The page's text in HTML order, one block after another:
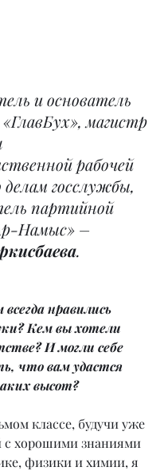
и основатель
магистр
рабочей
госслужбы,
партийной
Намыс» –
.
нравились
Кем вы хотели
И могли себе
что вам удастся
высот?
классе, будучи уже
с хорошими знаниями
физики и химии, я